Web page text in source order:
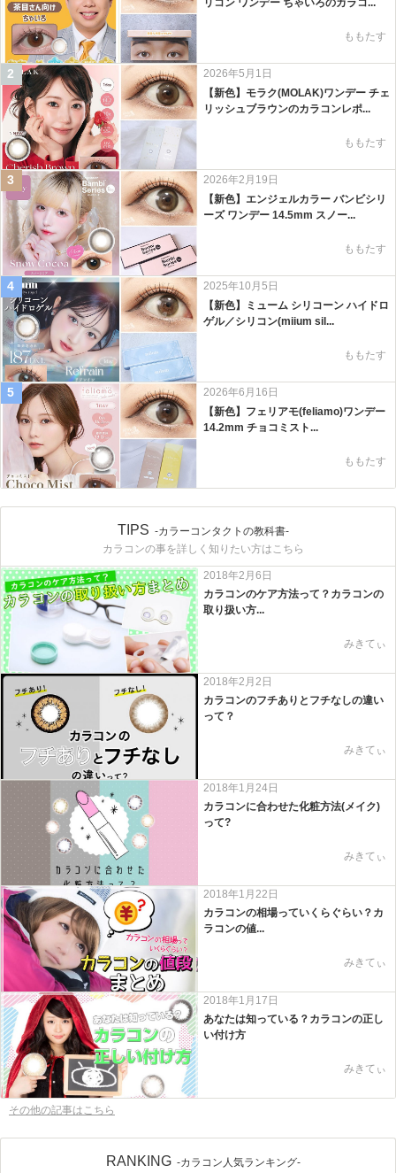
リコン ワンデー ちゃいろのカラコ...
ももたす
2
2026年5月1日
【新色】モラク(MOLAK)ワンデー チェ
リッシュブラウンのカラコンレポ...
ももたす
3
2026年2月19日
【新色】エンジェルカラー バンビシリ
ーズ ワンデー 14.5mm スノー...
ももたす
4
2025年10月5日
【新色】ミューム シリコーン ハイドロ
ゲル／シリコン(miium sil...
ももたす
5
2026年6月16日
【新色】フェリアモ(feliamo)ワンデー
14.2mm チョコミスト...
ももたす
TIPS -カラーコンタクトの教科書-
カラコンの事を詳しく知りたい方はこちら
2018年2月6日
カラコンのケア方法って？カラコンの
取り扱い方...
みきてぃ
2018年2月2日
カラコンのフチありとフチなしの違い
って？
みきてぃ
2018年1月24日
カラコンに合わせた化粧方法(メイク)
って?
みきてぃ
2018年1月22日
カラコンの相場っていくらぐらい？カ
ラコンの値...
みきてぃ
2018年1月17日
あなたは知っている？カラコンの正し
い付け方
みきてぃ
その他の記事はこちら
RANKING -カラコン人気ランキング-